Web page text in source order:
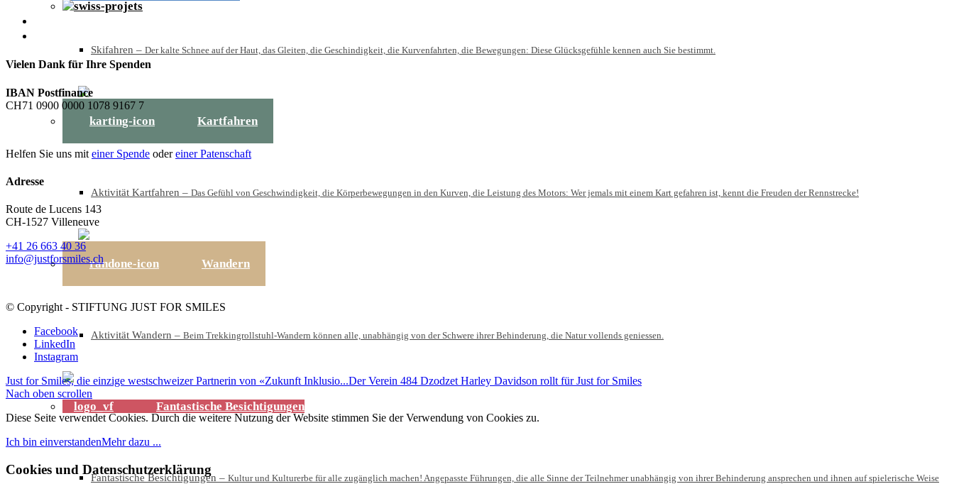
Skifahren – Der kalte Schnee auf der Haut, das Gleiten, die Geschindigkeit, die Kurvenfahrten, die Bewegungen: Diese Glücksgefühle kennen auch Sie bestimmt.
Kartfahren
Aktivität Kartfahren – Das Gefühl von Geschwindigkeit, die Körperbewegungen in den Kurven, die Leistung des Motors: Wer jemals mit einem Kart gefahren ist, kennt die Freuden der Rennstrecke!
Wandern
Aktivität Wandern – Beim Trekkingrollstuhl-Wandern können alle, unabhängig von der Schwere ihrer Behinderung, die Natur vollends geniessen.
Fantastische Besichtigungen
Fantastische Besichtigungen – Kultur und Kulturerbe für alle zugänglich machen! Angepasste Führungen, die alle Sinne der Teilnehmer unabhängig von ihrer Behinderung ansprechen und ihnen auf spielerische Weise
Vielen Dank für Ihre Spenden
IBAN Postfinance
CH71 0900 0000 1078 9167 7
Helfen Sie uns mit einer Spende odereiner Patenschaft
Adresse
Route de Lucens 143
CH-1527 Villeneuve
+41 26 663 40 36
info@justforsmiles.ch
© Copyright - STIFTUNG JUST FOR SMILES
Facebook
LinkedIn
Instagram
Just for Smiles, die einzige westschweizer Partnerin von «Zukunft Inklusio...Der Verein 484 Dzodzet Harley Davidson rollt für Just for Smiles
Nach oben scrollen
Diese Seite verwendet Cookies. Durch die weitere Nutzung der Website stimmen Sie der Verwendung von Cookies zu.
Ich bin einverstandenMehr dazu ...
Cookies und Datenschutzerklärung